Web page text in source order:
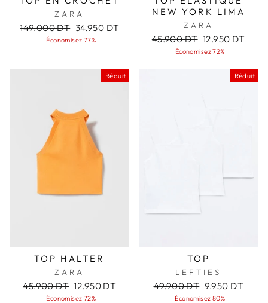
ZARA
Prix
régulier
149.000 DT Prix
réduit
34.950 DT
Économisez 77%
NEW YORK LIMA
ZARA
Prix
régulier
45.900 DT Prix
réduit
12.950 DT
Économisez 72%
Réduit
TOP HALTER
ZARA
Prix
régulier
45.900 DT Prix
réduit
12.950 DT
Économisez 72%
Réduit
TOP
LEFTIES
Prix
régulier
49.900 DT Prix
réduit
9.950 DT
Économisez 80%